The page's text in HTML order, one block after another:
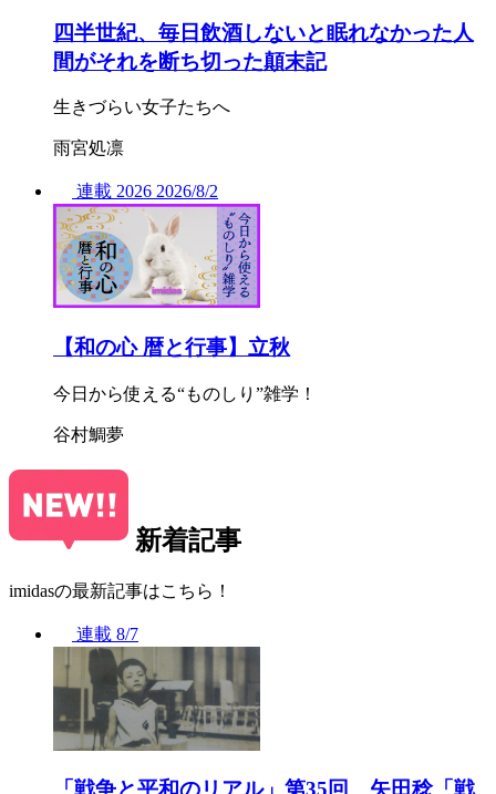
四半世紀、毎日飲酒しないと眠れなかった人
間がそれを断ち切った顛末記
生きづらい女子たちへ
雨宮処凛
連載 2026 2026/8/2
【和の心 暦と行事】立秋
今日から使える“ものしり”雑学！
谷村鯛夢
新着記事
imidasの最新記事はこちら！
連載 8/7
「戦争と平和のリアル」第35回 矢田稔「戦